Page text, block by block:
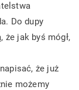
Do dupy
że jak byś mógł,
że już
możemy